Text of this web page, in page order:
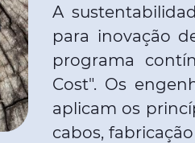
A
para inovação
programa
Cost". Os
aplicam os
cabos,